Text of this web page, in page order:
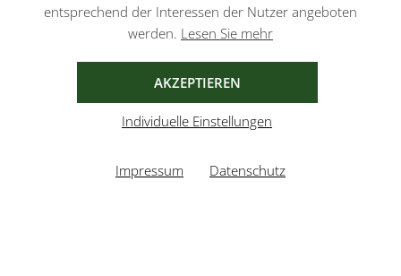
entsprechend der Interessen der Nutzer angeboten
werden. Lesen Sie mehr
AKZEPTIEREN
Individuelle Einstellungen
Impressum Datenschutz